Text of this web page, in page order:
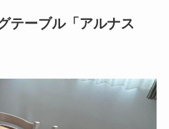
テーブル「アルナス